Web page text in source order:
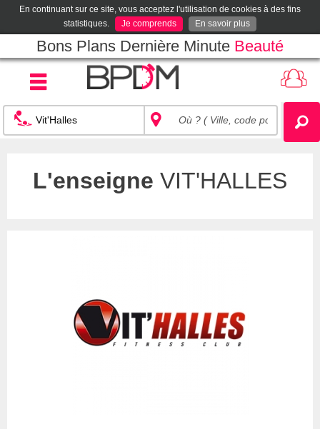
En continuant sur ce site, vous acceptez l'utilisation de cookies à des fins
statistiques.
Je comprends En savoir plus
Bons Plans Dernière Minute Beauté
L'enseigne VIT'HALLES